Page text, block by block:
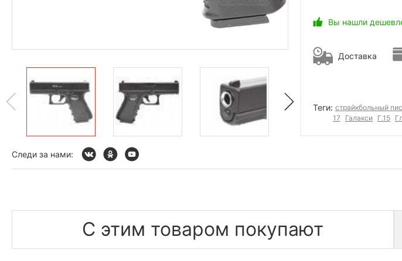
Вы нашли
Доставка
Теги: страйкбольный
17
Галакси Г.15
Следи за нами:
С этим товаром покупают